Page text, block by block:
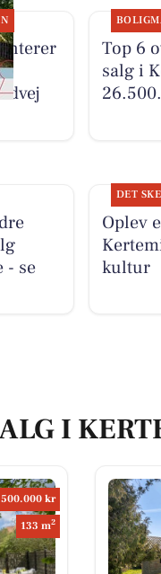
Top 6
salg i
- se
DET
Oplev
kultur
I
kr
133 m2